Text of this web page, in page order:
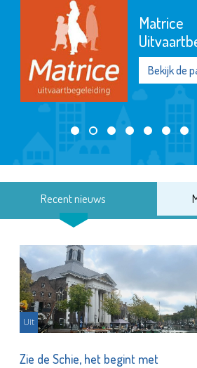
Matrice
Bekijk de
Recent nieuws
Uit
Zie de Schie, het begint met